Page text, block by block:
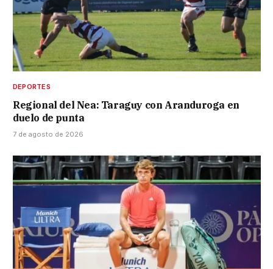
DEPORTES
Regional del Nea: Taraguy con Aranduroga en
duelo de punta
7 de agosto de 2026